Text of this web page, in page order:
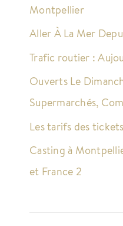
Montpellier
Aller À La Mer
Trafic routier :
Ouverts Le
Supermarchés,
Les tarifs des
Casting à
et France 2